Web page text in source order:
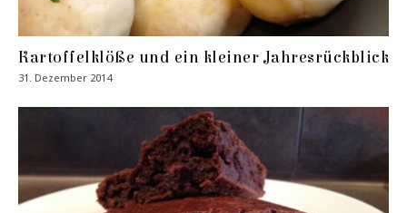
Kartoffelklöße und ein kleiner Jahresrückblick
31. Dezember 2014